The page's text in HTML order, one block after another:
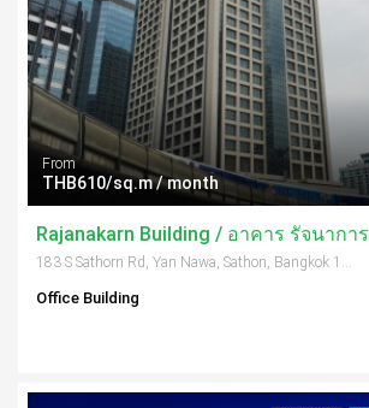
From
THB610/sq.m / month
Rajanakarn Building / อาคาร รัจนาการ
183 S Sathorn Rd, Yan Nawa, Sathon, Bangkok 10120, Thailand
Office Building